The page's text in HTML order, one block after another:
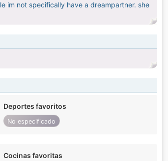
im not specifically have a dreampartner. she
Deportes favoritos
No especificado
Cocinas favoritas